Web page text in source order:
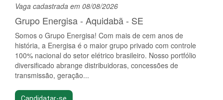
Vaga cadastrada em 08/08/2026
Grupo Energisa - Aquidabã - SE
Somos o Grupo Energisa! Com mais de cem anos de
história, a Energisa é o maior grupo privado com controle
100% nacional do setor elétrico brasileiro. Nosso portfólio
diversificado abrange distribuidoras, concessões de
transmissão, geração...